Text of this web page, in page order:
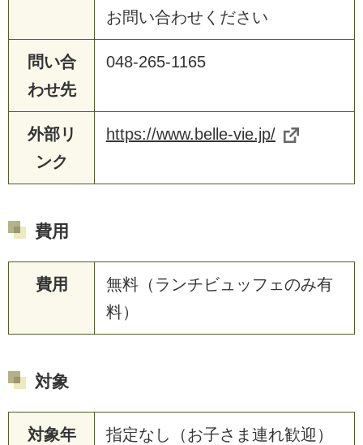
お問い合わせください
問い合
わせ先
048-265-1165
外部リ
ンク
https://www.belle-vie.jp/
費用
費用
無料（ランチビュッフェのみ有
料）
対象
対象年
指定なし（お子さま連れ歓迎）